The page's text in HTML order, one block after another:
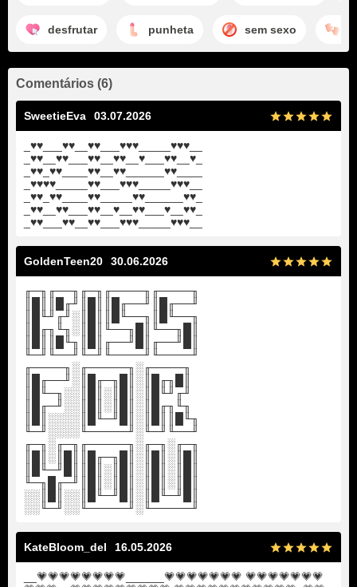
desfrutar punheta sem sexo
Comentários (6)
SweetieEva 03.07.2026
_♥♥___♥♥__♥♥___♥♥♥_____♥♥♥__
_♥♥__♥♥___♥♥__♥♥__♥___♥♥__♥_
_♥♥_♥♥____♥♥__♥♥______♥♥____
_♥♥♥♥_____♥♥___♥♥♥_____♥♥♥__
_♥♥_♥♥____♥♥_____♥♥______♥♥_
_♥♥__♥♥___♥♥__♥__♥♥___♥__♥♥_
_♥♥___♥♥__♥♥___♥♥♥_____♥♥♥__
GoldenTeen20 30.06.2026
╓─╖╓──╖╓─╖╓────╖╓────╖
║█║║█╓╜║█║║█╓──╜║█╓──╜
║█╙╜╓╜░║█║║█╙──╖║█╙──╖
║█╓╖╙╖░║█║╙──╖█║╙──╖█║
║█║║█╙╖║█║╓──╜█║╓──╜█║
╙─╜╙──╜╙─╜╙────╜╙────╜
╓────╖░╓─────╖░╓────╖
║█╓──╜░║█╓─╖█║░║█╓╖█║
║█╙─╖░░║█║░║█║░║█╙╜╓╜
║█╓─╜░░║█║░║█║░║█╓╖╙╖
║█║░░░░║█╙─╜█║░║█║║█╙╖
╙─╜░░░░╙─────╜░╙─╜╙──╜
╓─╖░╓─╖╓─────╖░╓─╖░╓─╖
║█║░║█║║█╓─╖█║░║█║░║█║
║█╙─╜█║║█║░║█║░║█║░║█║
╙─╖█╓─╜║█║░║█║░║█║░║█║
░░║█║░░║█╙─╜█║░║█╙─╜█║
░░╙─╜░░╙─────╜░╙─────╜
KateBloom_del 16.05.2026
__💗💗💗💗💗💗💗💗______💗💗💗💗💗💗💗 💗💗💗💗💗💗💗